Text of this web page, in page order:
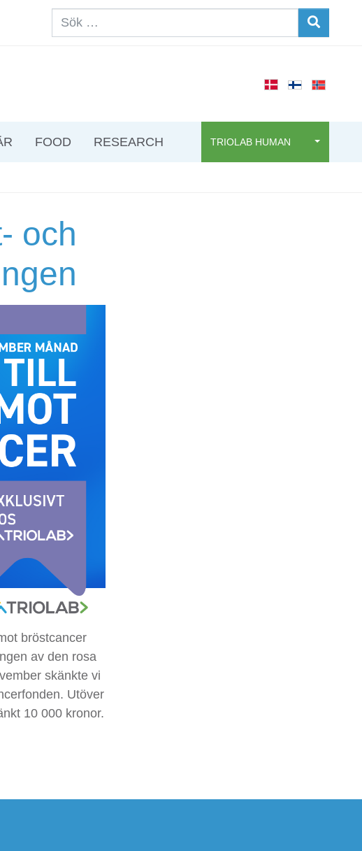
FOOD RESEARCH TRIOLAB HUMAN
och
bröstcancer
av den rosa
skänkte vi
Utöver
10 000 kronor.